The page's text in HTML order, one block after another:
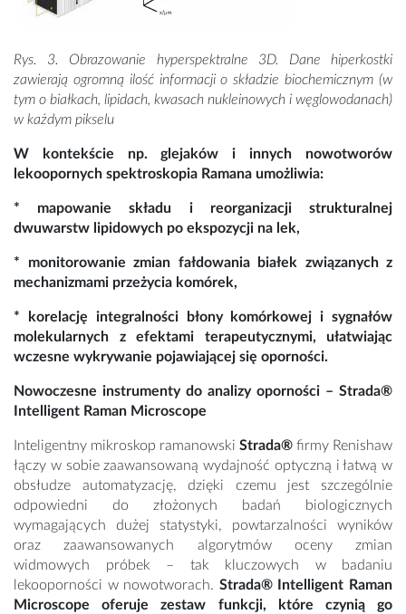
Rys. 3. Obrazowanie hyperspektralne 3D. Dane hiperkostki
zawierają ogromną ilość informacji o składzie biochemicznym (w
tym o białkach, lipidach, kwasach nukleinowych i węglowodanach)
w każdym pikselu
W kontekście np. glejaków i innych nowotworów
lekoopornych spektroskopia Ramana umożliwia:
* mapowanie składu i reorganizacji strukturalnej
dwuwarstw lipidowych po ekspozycji na lek,
* monitorowanie zmian fałdowania białek związanych z
mechanizmami przeżycia komórek,
* korelację integralności błony komórkowej i sygnałów
molekularnych z efektami terapeutycznymi, ułatwiając
wczesne wykrywanie pojawiającej się oporności.
Nowoczesne instrumenty do analizy oporności – Strada®
Intelligent Raman Microscope
Inteligentny mikroskop ramanowski Strada® firmy Renishaw
łączy w sobie zaawansowaną wydajność optyczną i łatwą w
obsłudze automatyzację, dzięki czemu jest szczególnie
odpowiedni do złożonych badań biologicznych
wymagających dużej statystyki, powtarzalności wyników
oraz zaawansowanych algorytmów oceny zmian
widmowych próbek – tak kluczowych w badaniu
lekooporności w nowotworach. Strada® Intelligent Raman
Microscope
oferuje
zestaw funkcji, które czynią go